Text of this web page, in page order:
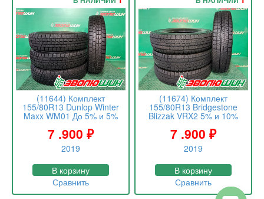
(11644) Комплект
155/80R13 Dunlop Winter
Maxx WM01 До 5% и 5%
7 .900 ₽
2019
В корзину
Сравнить
(11674) Комплект
155/80R13 Bridgestone
Blizzak VRX2 5% и 10%
7 .900₽
2019
В корзину
Сравнить